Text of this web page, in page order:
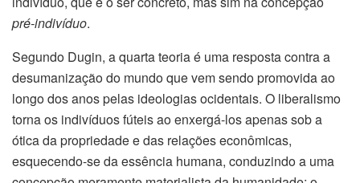
pré-indivíduo.
Segundo Dugin, a quarta teoria é uma resposta contra a
desumanização do mundo que vem sendo promovida ao
longo dos anos pelas ideologias ocidentais. O liberalismo
torna os indivíduos fúteis ao enxergá-los apenas sob a
ótica da propriedade e das relações econômicas,
esquecendo-se da essência humana, conduzindo a uma